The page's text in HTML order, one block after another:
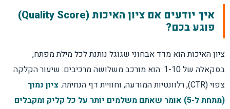
איך יודעים אם ציון האיכות (Quality Score)
פוגע בכם?
ציון האיכות הוא מדד אבחוני שגוגל נותנת לכל מילת מפתח,
בסקאלה של 1-10. הוא מורכב משלושה מרכיבים: שיעור הקלקה
צפוי (CTR), רלוונטיות המודעה, וחוויית דף הנחיתה.
ציון נמוך
(מתחת ל-5) אומר שאתם משלמים יותר על כל קליק ומקבלים